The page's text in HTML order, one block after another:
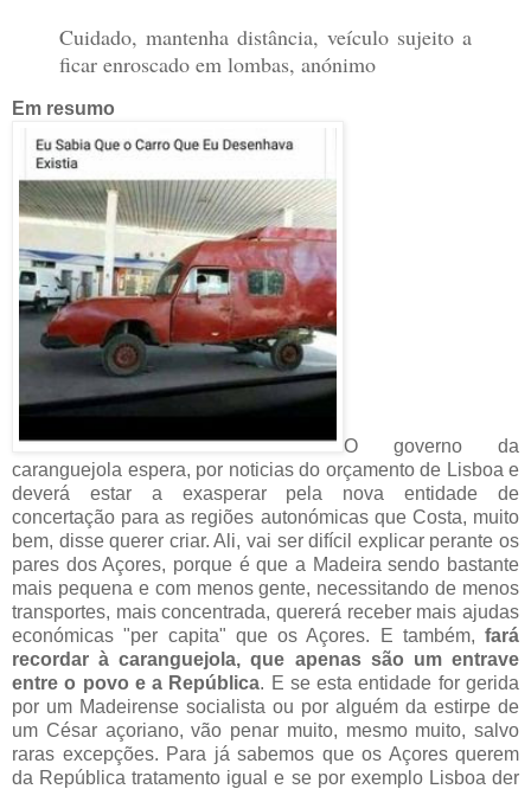
Cuidado, mantenha distância, veículo sujeito a
ficar enroscado em lombas, anónimo
Em resumo
O governo da
caranguejola espera, por noticias do orçamento de Lisboa e
deverá estar a exasperar pela nova entidade de
concertação para as regiões autonómicas que Costa, muito
bem, disse querer criar. Ali, vai ser difícil explicar perante os
pares dos Açores, porque é que a Madeira sendo bastante
mais pequena e com menos gente, necessitando de menos
transportes, mais concentrada, quererá receber mais ajudas
económicas "per capita" que os Açores. E também, fará
recordar à caranguejola, que apenas são um entrave
entre o povo e a República. E se esta entidade for gerida
por um Madeirense socialista ou por alguém da estirpe de
um César açoriano, vão penar muito, mesmo muito, salvo
raras excepções. Para já sabemos que os Açores querem
da República tratamento igual e se por exemplo Lisboa der